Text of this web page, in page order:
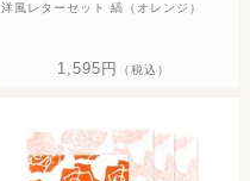
洋風レターセット 縞（オレンジ）
1,595円 （税込）